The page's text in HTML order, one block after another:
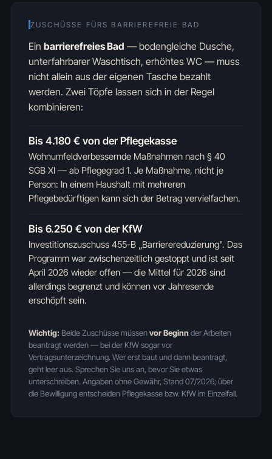
ZUSCHÜSSE FÜRS BARRIEREFREIE BAD
Ein barrierefreies Bad — bodengleiche Dusche,
unterfahrbarer Waschtisch, erhöhtes WC — muss
nicht allein aus der eigenen Tasche bezahlt
werden. Zwei Töpfe lassen sich in der Regel
kombinieren:
Bis 4.180 € von der Pflegekasse
Wohnumfeldverbessernde Maßnahmen nach § 40
SGB XI — ab Pflegegrad 1. Je Maßnahme, nicht je
Person: In einem Haushalt mit mehreren
Pflegebedürftigen kann sich der Betrag vervielfachen.
Bis 6.250 € von der KfW
Investitionszuschuss 455-B „Barrierereduzierung". Das
Programm war zwischenzeitlich gestoppt und ist seit
April 2026 wieder offen — die Mittel für 2026 sind
allerdings begrenzt und können vor Jahresende
erschöpft sein.
Wichtig: Beide Zuschüsse müssenvor Beginn der Arbeiten
beantragt werden — bei der KfW sogar vor
Vertragsunterzeichnung. Wer erst baut und dann beantragt,
geht leer aus. Sprechen Sie uns an, bevor Sie etwas
unterschreiben. Angaben ohne Gewähr, Stand 07/2026; über
die Bewilligung entscheiden Pflegekasse bzw. KfW im Einzelfall.